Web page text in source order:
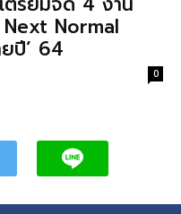
Normal
ปี’ 64
0